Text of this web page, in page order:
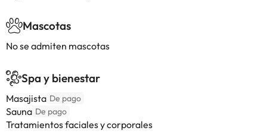
Mascotas
No se admiten mascotas
Spa y bienestar
Masajista De pago
Sauna De pago
Tratamientos faciales y corporales